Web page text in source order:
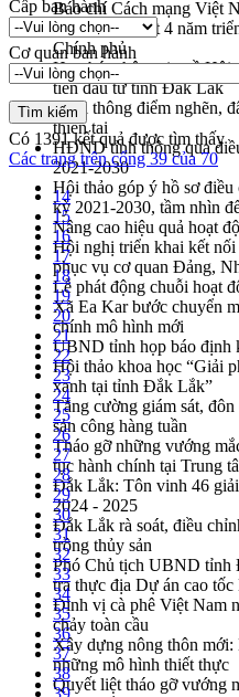
Báo chí Cách mạng Việt
Đắk Lắk sơ kết 4 năm
Chính phủ
Họp báo thông tin về Hội
tiến đầu tư tỉnh Đắk Lắk
Khơi thông điểm nghẽn,
thiên tai
HĐND tỉnh thông qua
2021-2030
Hội thảo góp ý hồ sơ
kỳ 2021-2030, tầm nhìn
Nâng cao hiệu quả hoạt
Hội nghị triển khai kết
phục vụ cơ quan Đảng,
Lễ phát động chuỗi hoạt
Xã Ea Kar bước chuyển
chính mô hình mới
UBND tỉnh họp báo định
Hội thảo khoa học “Giải
xanh tại tỉnh Đắk Lắk”
Tăng cường giám sát,
sản công hàng tuần
Tháo gỡ những vướng
tục hành chính tại Trung
Đắk Lắk: Tôn vinh 46
2024 - 2025
Đắk Lắk rà soát, điều
trồng thủy sản
Phó Chủ tịch UBND tỉnh
tra thực địa Dự án cao
Định vị cà phê Việt Nam
chảy toàn cầu
Xây dựng nông thôn mới:
những mô hình thiết thực
Quyết liệt tháo gỡ vướng
Cấp ban hành
Cơ quan ban hành
Có 1391kết quả được tìm thấy
Các trang trên cổng 39 của 70
14
15
16
17
18
19
20
21
22
23
24
25
26
27
28
29
30
31
32
33
34
35
36
37
38